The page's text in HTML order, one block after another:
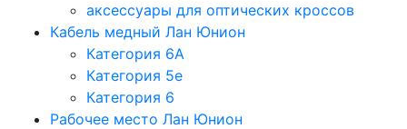
аксессуары для оптических кроссов
Кабель медный Лан Юнион
Категория 6A
Категория 5e
Категория 6
Рабочее место Лан Юнион